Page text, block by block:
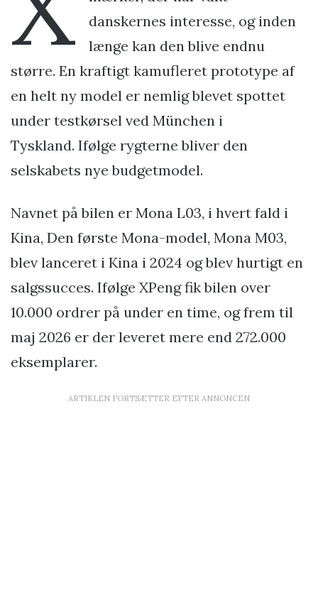
danskernes interesse, og inden
længe kan den blive endnu
større. En kraftigt kamufleret prototype af
en helt ny model er nemlig blevet spottet
under testkørsel ved München i
Tyskland. Ifølge rygterne bliver den
selskabets nye budgetmodel.
Navnet på bilen er Mona L03, i hvert fald i
Kina, Den første Mona-model, Mona M03,
blev lanceret i Kina i 2024 og blev hurtigt en
salgssucces. Ifølge XPeng fik bilen over
10.000 ordrer på under en time, og frem til
maj 2026 er der leveret mere end 272.000
eksemplarer.
ARTIKLEN FORTSÆTTER EFTER ANNONCEN